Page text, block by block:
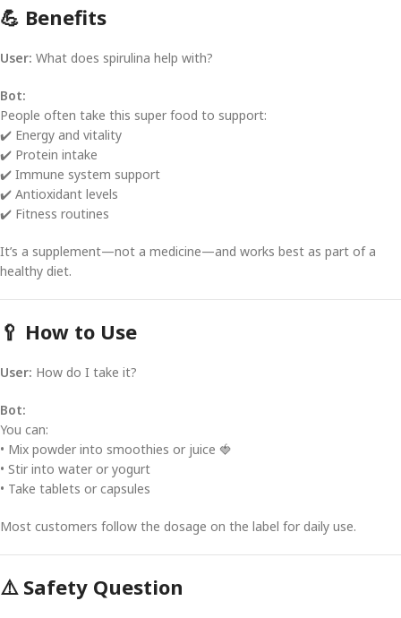
💪 Benefits
User: What does spirulina help with?
Bot:
People often take this super food to support:
✔️ Energy and vitality
✔️ Protein intake
✔️ Immune system support
✔️ Antioxidant levels
✔️ Fitness routines
It’s a supplement—not a medicine—and works best as part of a
healthy diet.
🥄 How to Use
User: How do I take it?
Bot:
You can:
• Mix powder into smoothies or juice 🍓
• Stir into water or yogurt
• Take tablets or capsules
Most customers follow the dosage on the label for daily use.
⚠️ Safety Question